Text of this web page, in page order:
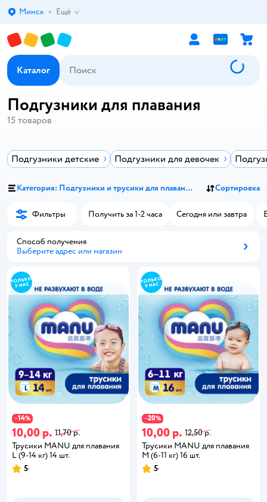
Выбор адреса доставки.
Минск Ещё
Каталог
Подгузники для плавания
15 товаров
Подгузники детские Подгузники для девочек
Категория: Подгузники и трусики для плавания Сортировка
Фильтры Получить за 1-2 часа Сегодня или завтра
Способ получения
Выберите адрес или магазин
−14%
10,00 р. 11,70 р.
Трусики MANU для плавания
L (9-14 кг) 14 шт.
5
−20%
10,00 р. 12,50 р.
Трусики MANU для плавания
M (6-11 кг) 16 шт.
5